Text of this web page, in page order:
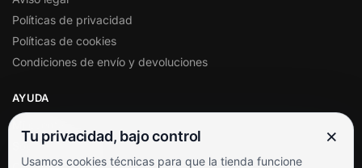
Políticas de privacidad
Políticas de cookies
Condiciones de envío y devoluciones
AYUDA
Soporte al cliente
Tu privacidad, bajo control ×
Usamos cookies técnicas para que la tienda funcione